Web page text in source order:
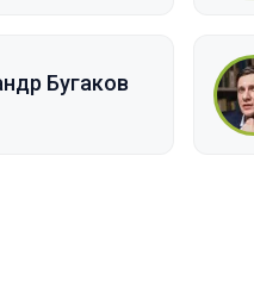
Бугаков